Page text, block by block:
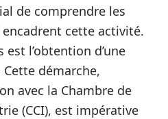
de comprendre les
cette activité.
est l’obtention d’une
démarche,
avec la Chambre de
(CCI), est impérative